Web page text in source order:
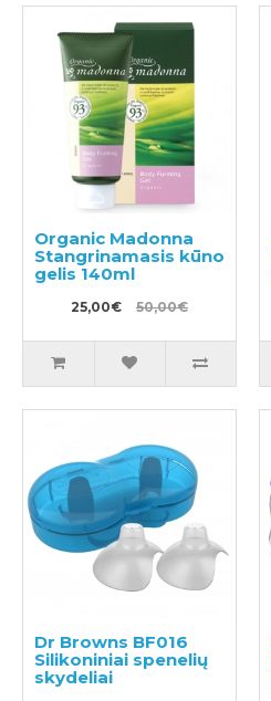
Organic Madonna
Stangrinamasis kūno
gelis 140ml
25,00€ 50,00€
Dr Browns BF016
Silikoniniai spenelių
skydeliai